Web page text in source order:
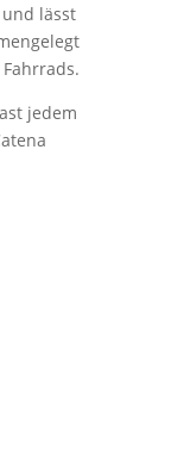
lässt
jedem